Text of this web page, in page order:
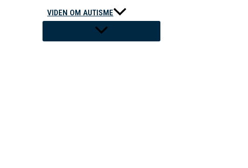
VIDEN OM AUTISME